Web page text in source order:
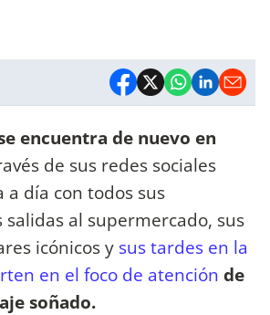
encuentra de nuevo en
de sus redes sociales
día con todos sus
salidas al supermercado, sus
icónicos y sus tardes en la
en el foco de atención de
soñado.